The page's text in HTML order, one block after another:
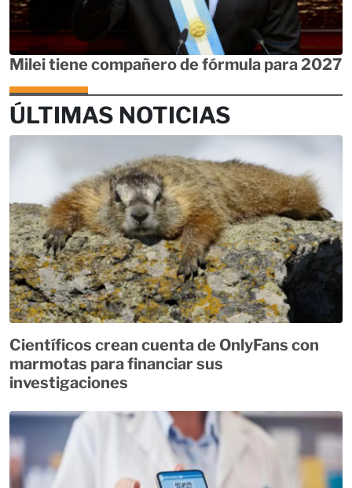
Milei tiene compañero de fórmula para 2027
ÚLTIMAS NOTICIAS
Científicos crean cuenta de OnlyFans con
marmotas para financiar sus
investigaciones